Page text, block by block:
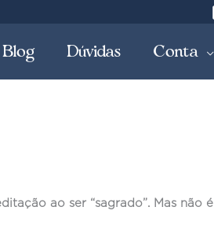
Blog Dúvidas Conta
ao ser “sagrado”. Mas não é